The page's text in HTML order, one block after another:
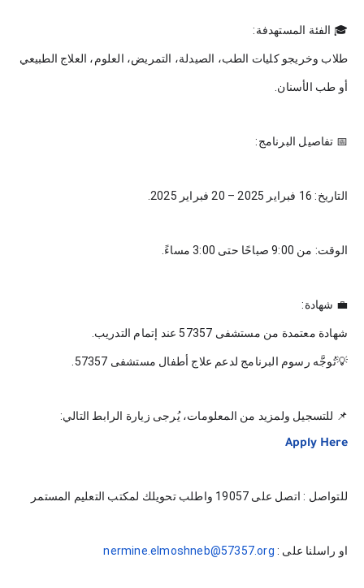
🎓 الفئة المستهدفة:
طلاب وخريجو كليات الطب، الصيدلة، التمريض، العلوم، العلاج الطبيعي
أو طب الأسنان.
📅 تفاصيل البرنامج:
التاريخ: 16 فبراير 2025 – 20 فبراير 2025.
الوقت: من 9:00 صباحًا حتى 3:00 مساءً.
💼 شهادة:
شهادة معتمدة من مستشفى 57357 عند إتمام التدريب.
💡تُوجَّه رسوم البرنامج لدعم علاج أطفال مستشفى 57357.
📌 للتسجيل ولمزيد من المعلومات، يُرجى زيارة الرابط التالي:
Apply Here
للتواصل : اتصل على 19057 واطلب تحويلك لمكتب التعليم المستمر
او راسلنا على : nermine.elmoshneb@57357.org